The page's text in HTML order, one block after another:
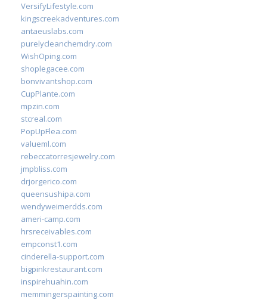
VersifyLifestyle.com
kingscreekadventures.com
antaeuslabs.com
purelycleanchemdry.com
WishOping.com
shoplegacee.com
bonvivantshop.com
CupPlante.com
mpzin.com
stcreal.com
PopUpFlea.com
valueml.com
rebeccatorresjewelry.com
jmpbliss.com
drjorgerico.com
queensushipa.com
wendyweimerdds.com
ameri-camp.com
hrsreceivables.com
empconst1.com
cinderella-support.com
bigpinkrestaurant.com
inspirehuahin.com
memmingerspainting.com